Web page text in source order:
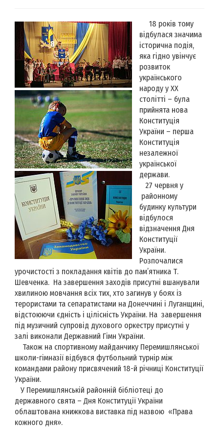
18 років тому
відбулася значима
історична подія,
яка гідно увінчує
розвиток
українського
народу у ХХ
столітті – була
прийнята нова
Конституція
України – перша
Конституція
незалежної
української
держави.
27 червня у
районному
будинку культури
відбулося
відзначення Дня
Конституції
України.
Розпочалися
урочистості з покладання квітів до пам’ятника Т.
Шевченка. На завершення заходів присутні вшанували
хвилиною мовчання всіх тих, хто загинув у боях із
терористами та сепаратистами на Донеччині і Луганщині,
відстоюючи єдність і цілісність України. На завершення
під музичний супровід духового оркестру присутні у
залі виконали Державний Гімн України.
Також на спортивному майданчику Перемишлянської
школи-гімназії відбувся футбольний турнір між
командами району присвячений 18-й річниці Конституції
України.
У Перемишлянській районній бібліотеці до
державного свята – Дня Конституції України
облаштована книжкова виставка під назвою «Права
кожного дня».